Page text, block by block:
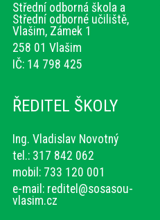
Střední odborná škola a
Střední odborné učiliště,
Vlašim, Zámek 1
258 01 Vlašim
IČ: 14 798 425
ŘEDITEL ŠKOLY
Ing. Vladislav Novotný
tel.: 317 842 062
mobil: 733 120 001
e-mail: reditel@sosasou-
vlasim.cz